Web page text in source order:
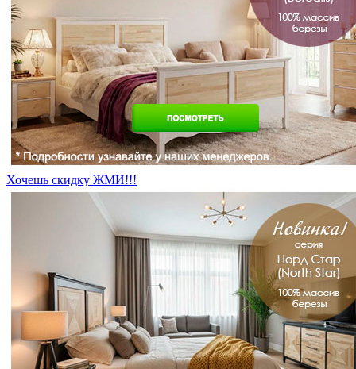
Хочешь скидку ЖМИ!!!